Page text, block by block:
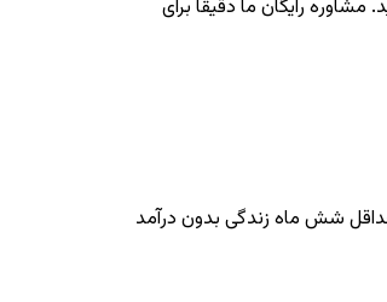
رایگان ما دقیقاً برای
شش ماه زندگی بدون درآمد